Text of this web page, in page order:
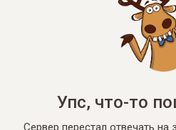
Упс, что-то
Сервер перестал отвечать